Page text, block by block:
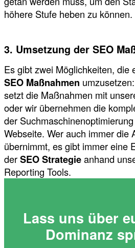
höhere Stufe heben zu können.
3. Umsetzung der SEO
Es gibt zwei Möglichkeiten, die
SEO Maßnahmen
setzt die Maßnahmen mit
oder wir übernehmen die
der
Webseite. Wer auch immer die
übernimmt, es gibt immer eine
derSEO Strategieanhand
Reporting Tools.
Lass uns über
Dominanz